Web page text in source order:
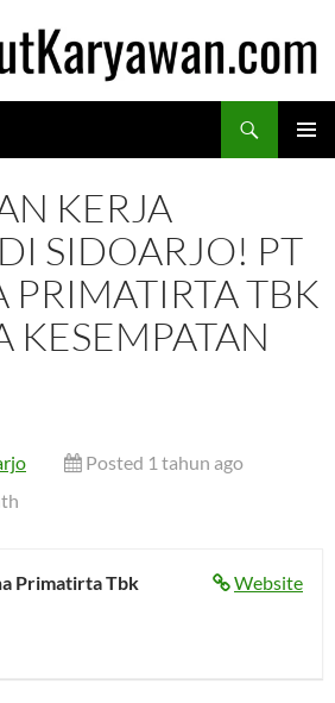
KERJA
SIDOARJO! PT
PRIMATIRTA TBK
KESEMPATAN
Posted 1 tahun ago
Website
Primatirta Tbk